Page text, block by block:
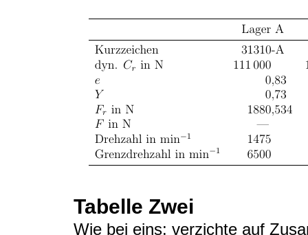
Tabelle Zwei
Wie bei eins: verzichte auf